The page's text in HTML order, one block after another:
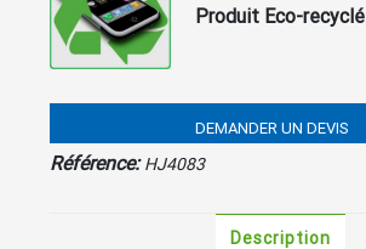
Produit Eco-recyclé
DEMANDER UN DEVIS
Référence:HJ4083
Description